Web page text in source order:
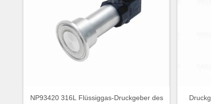
NP93420 316L Flüssiggas-Druckgeber des